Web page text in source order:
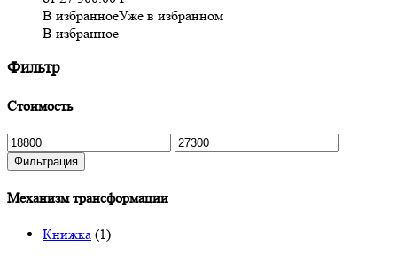
В избранноеУже в избранном
В избранное
Фильтр
Стоимость
Минимальная
цена
Максимальная
Фильтрация
Механизм трансформации
Книжка (1)